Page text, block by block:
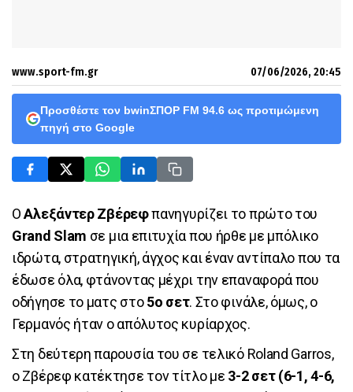
www.sport-fm.gr 07/06/2026, 20:45
Προσθέστε τον bwinΣΠΟΡ FM 94.6 ως προτιμώμενη
πηγή στο Google
ΟΑλεξάντερ Ζβέρεφπανηγυρίζει το πρώτο του
Grand Slam σε μια επιτυχία που ήρθε με μπόλικο
ιδρώτα, στρατηγική, άγχος και έναν αντίπαλο που τα
έδωσε όλα, φτάνοντας μέχρι την επαναφορά που
οδήγησε το ματς στο5ο σετ. Στο φινάλε, όμως, ο
Γερμανός ήταν ο απόλυτος κυρίαρχος.
Στη δεύτερη παρουσία του σε τελικό Roland Garros,
ο Ζβέρεφ κατέκτησε τον τίτλο με 3-2 σετ (6-1, 4-6,